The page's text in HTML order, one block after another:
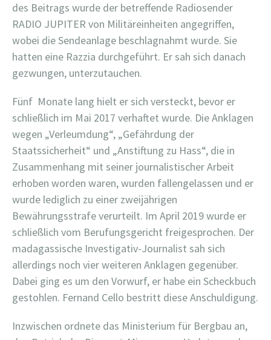
des Beitrags wurde der betreffende Radiosender
RADIO JUPITER von Militäreinheiten angegriffen,
wobei die Sendeanlage beschlagnahmt wurde. Sie
hatten eine Razzia durchgeführt. Er sah sich danach
gezwungen, unterzutauchen.
Fünf Monate lang hielt er sich versteckt, bevor er
schließlich im Mai 2017 verhaftet wurde. Die Anklagen
wegen „Verleumdung“, „Gefährdung der
Staatssicherheit“ und „Anstiftung zu Hass“, die in
Zusammenhang mit seiner journalistischer Arbeit
erhoben worden waren, wurden fallengelassen und er
wurde lediglich zu einer zweijährigen
Bewährungsstrafe verurteilt. Im April 2019 wurde er
schließlich vom Berufungsgericht freigesprochen. Der
madagassische Investigativ-Journalist sah sich
allerdings noch vier weiteren Anklagen gegenüber.
Dabei ging es um den Vorwurf, er habe ein Scheckbuch
gestohlen. Fernand Cello bestritt diese Anschuldigung.
Inzwischen ordnete das Ministerium für Bergbau an,